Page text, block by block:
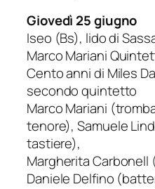
Giovedì 25 giugno
Iseo (Bs), lido di
Marco Mariani
Cento anni di Miles
secondo quintetto
Marco Mariani
tenore), Samuele
tastiere),
Margherita
Daniele Delfino